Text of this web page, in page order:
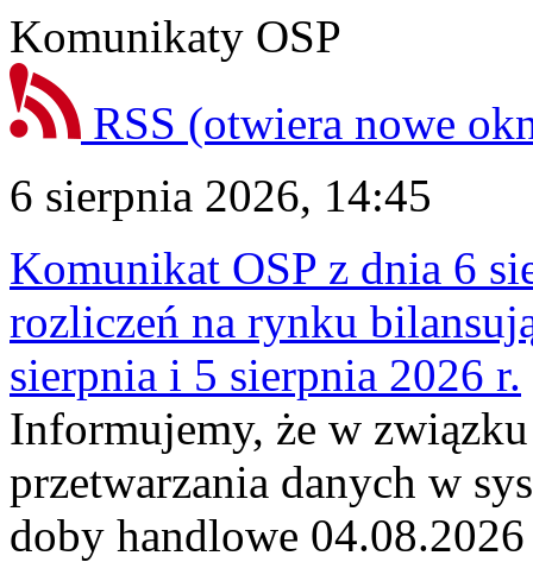
Komunikaty OSP
RSS (otwiera nowe
6 sierpnia 2026, 14:45
Komunikat OSP z dnia 6
rozliczeń na rynku
sierpnia i 5 sierpnia 2026 r.
Informujemy, że w
przetwarzania danych w
doby handlowe